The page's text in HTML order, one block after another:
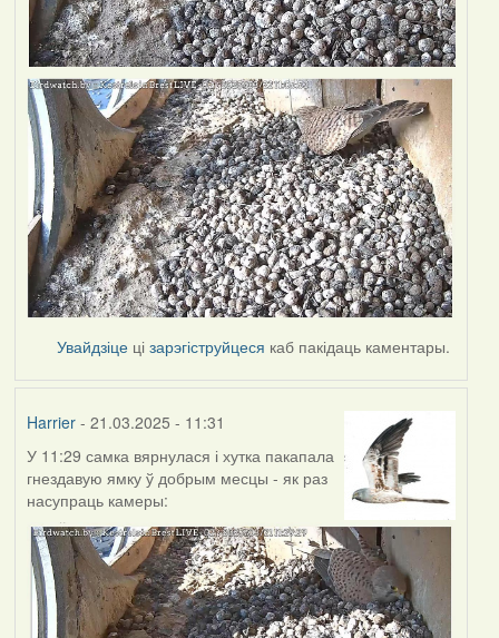
Увайдзіце цізарэгіструйцеся каб пакідаць каментары.
Harrier- 21.03.2025 - 11:31
У 11:29 самка вярнулася і хутка пакапала
гнездавую ямку ў добрым месцы - як раз
насупраць камеры: